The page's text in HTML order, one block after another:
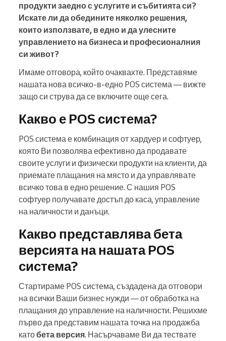
продукти заедно с услугите и събитията си?
Искате ли да обедините няколко решения,
които използвате, в едно и да улесните
управлението на бизнеса и професионалния
си живот?
Имаме отговора, който очаквахте. Представяме
нашата нова всичко-в-едно POS система — вижте
защо си струва да се включите още сега.
Какво е POS система?
POS система е комбинация от хардуер и софтуер,
която Ви позволява ефективно да продавате
своите услуги и физически продукти на клиенти, да
приемате плащания на място и да управлявате
всичко това в едно решение. С нашия POS
софтуер получавате достъп до каса, управление
на наличности и данъци.
Какво представлява бета
версията на нашата POS
система?
Стартираме POS система, създадена да отговори
на всички Ваши бизнес нужди — от обработка на
плащания до управление на наличности. Решихме
първо да представим нашата точка на продажба
катобета версия. Насърчаваме Ви да тествате